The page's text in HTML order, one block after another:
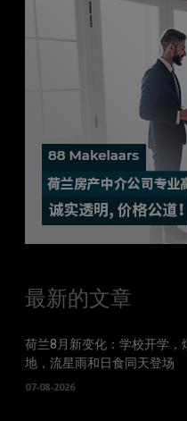
最新的文章
荷兰8月新变化：学校开学，
地，流星雨和日食同天登场
07-08-2026